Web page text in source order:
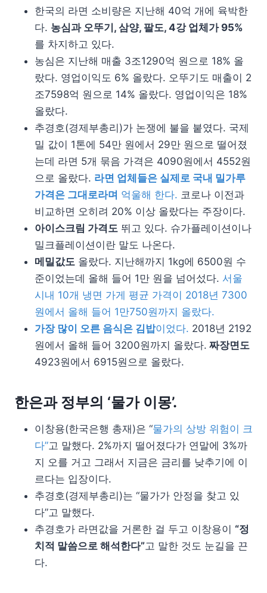
한국의 라면 소비량은 지난해 40억 개에 육박한
다. 농심과 오뚜기, 삼양, 팔도, 4강 업체가 95%
를 차지하고 있다.
농심은 지난해 매출 3조1290억 원으로 18% 올
랐다. 영업이익도 6% 올랐다. 오뚜기도 매출이 2
조7598억 원으로 14% 올랐다. 영업이익은 18%
올랐다.
추경호(경제부총리)가 논쟁에 불을 붙였다. 국제
밀 값이 1톤에 54만 원에서 29만 원으로 떨어졌
는데 라면 5개 묶음 가격은 4090원에서 4552원
으로 올랐다. 라면 업체들은 실제로 국내 밀가루
가격은 그대로라며 억울해 한다. 코로나 이전과
비교하면 오히려 20% 이상 올랐다는 주장이다.
아이스크림 가격도 뛰고 있다. 슈가플레이션이나
밀크플레이션이란 말도 나온다.
메밀값도 올랐다. 지난해까지 1kg에 6500원 수
준이었는데 올해 들어 1만 원을 넘어섰다. 서울
시내 10개 냉면 가게 평균 가격이 2018년 7300
원에서 올해 들어 1만750원까지 올랐다.
가장 많이 오른 음식은 김밥이었다. 2018년 2192
원에서 올해 들어 3200원까지 올랐다. 짜장면도
4923원에서 6915원으로 올랐다.
한은과 정부의 ‘물가 이몽’.
이창용(한국은행 총재)은 “물가의 상방 위험이 크
다”고 말했다. 2%까지 떨어졌다가 연말에 3%까
지 오를 거고 그래서 지금은 금리를 낮추기에 이
르다는 입장이다.
추경호(경제부총리)는 “물가가 안정을 찾고 있
다”고 말했다.
추경호가 라면값을 거론한 걸 두고 이창용이 “정
치적 말씀으로 해석한다”고 말한 것도 눈길을 끈
다.